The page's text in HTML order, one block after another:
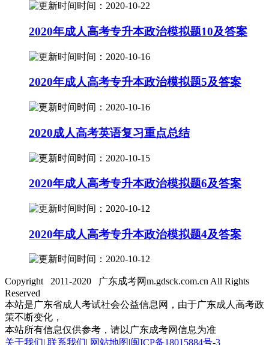
时间：2020-10-22
2020年成人高考专升本政治模拟题10及答案
时间：2020-10-16
2020年成人高考专升本政治模拟题5及答案
时间：2020-10-16
2020成人高考英语复习重点总结
时间：2020-10-15
2020年成人高考专升本政治模拟题6及答案
时间：2020-10-12
2020年成人高考专升本政治模拟题4及答案
时间：2020-10-12
Copyright 2011-2020 广东成考网m.gdsck.com.cn All Rights
Reserved
本站是广东省成人考试社会公益信息网，由于广东成人高考政
策不断变化，
本站所有信息仅供参考，请以广东成考网信息为准
关于我们| 联系我们| 网站地图|闽ICP备18015884号-3